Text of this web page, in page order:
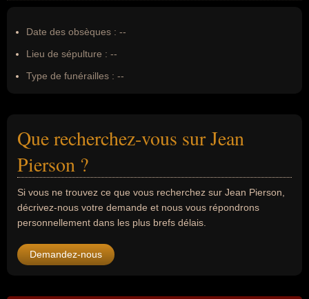
Date des obsèques : --
Lieu de sépulture : --
Type de funérailles : --
Que recherchez-vous sur Jean
Pierson ?
Si vous ne trouvez ce que vous recherchez sur Jean Pierson,
décrivez-nous votre demande et nous vous répondrons
personnellement dans les plus brefs délais.
Demandez-nous